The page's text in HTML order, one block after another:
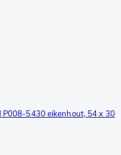
P008-5430 eikenhout, 54 x 30